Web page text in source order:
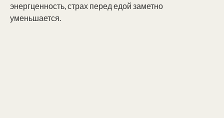
энергценность, страх перед едой заметно
уменьшается.